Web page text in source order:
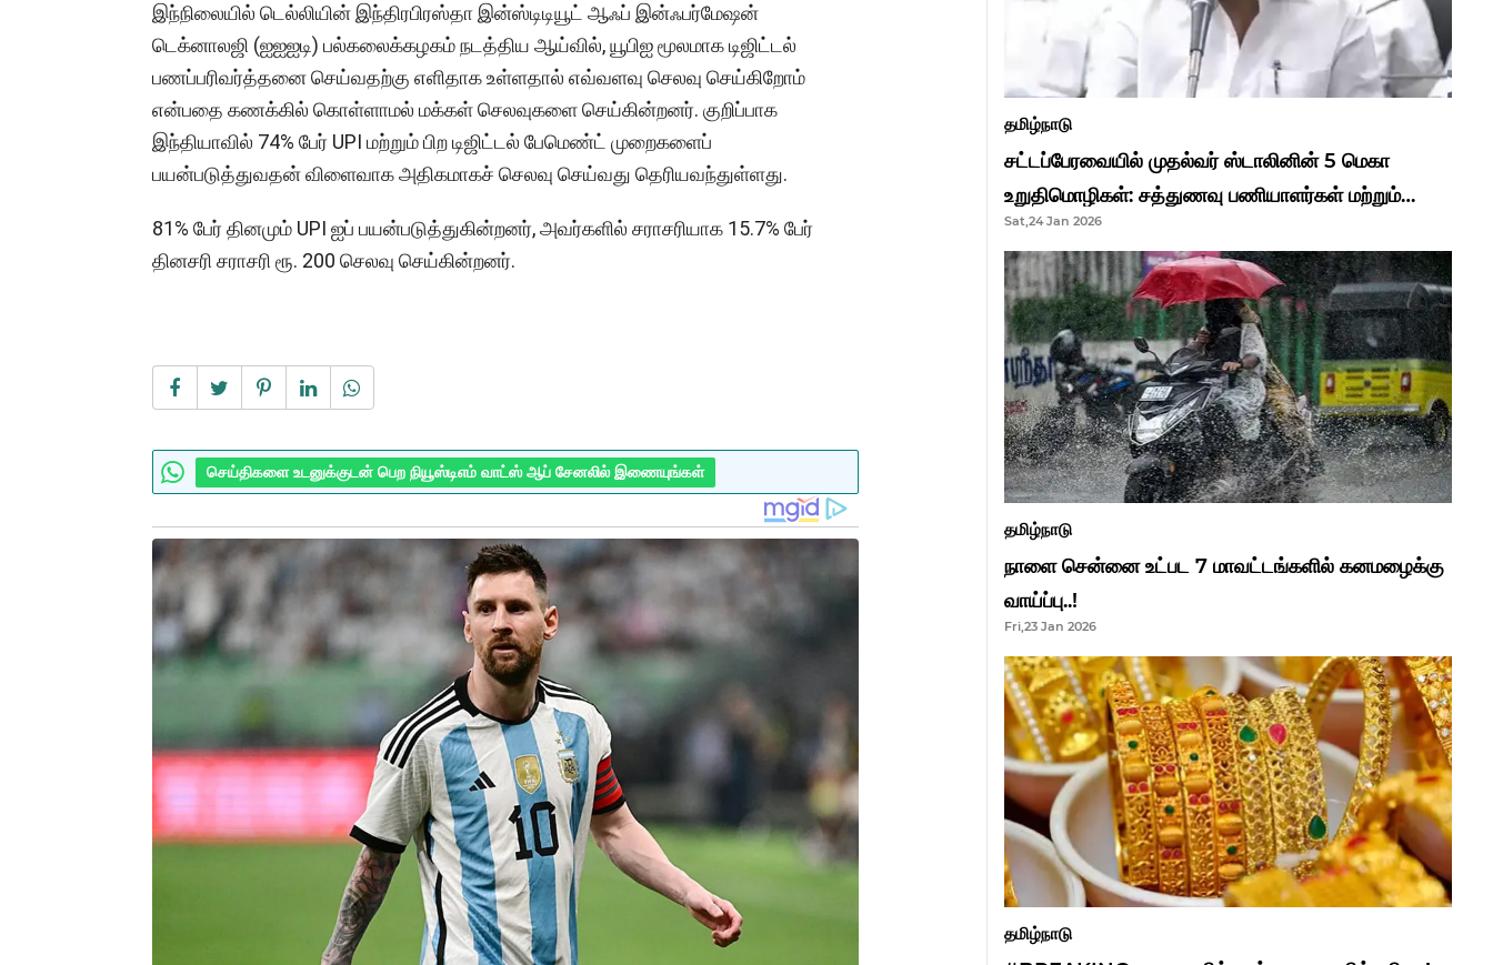
இந்நிலையில் டெல்லியின் இந்திரபிரஸ்தா இன்ஸ்டிடியூட் ஆஃப் இன்ஃபர்மேஷன்
டெக்னாலஜி (ஐஐஐடி) பல்கலைக்கழகம் நடத்திய ஆய்வில், யூபிஐ மூலமாக டிஜிட்டல்
பணப்பரிவர்த்தனை செய்வதற்கு எளிதாக உள்ளதால் எவ்வளவு செலவு செய்கிறோம்
என்பதை கணக்கில் கொள்ளாமல் மக்கள் செலவுகளை செய்கின்றனர். குறிப்பாக
இந்தியாவில் 74% பேர் UPI மற்றும் பிற டிஜிட்டல் பேமெண்ட் முறைகளைப்
பயன்படுத்துவதன் விளைவாக அதிகமாகச் செலவு செய்வது தெரியவந்துள்ளது.
81% பேர் தினமும் UPI ஐப் பயன்படுத்துகின்றனர், அவர்களில் சராசரியாக 15.7% பேர்
தினசரி சராசரி ரூ. 200 செலவு செய்கின்றனர்.
செய்திகளை உடனுக்குடன் பெற நியூஸ்டிஎம் வாட்ஸ் ஆப் சேனலில் இணையுங்கள்
தமிழ்நாடு
சட்டப்பேரவையில் முதல்வர் ஸ்டாலினின் 5 மெகா
உறுதிமொழிகள்: சத்துணவு பணியாளர்கள் மற்றும்
ஆசிரியர்களுக்கு ஜாக்பாட்!
Sat,24 Jan 2026
தமிழ்நாடு
நாளை சென்னை உட்பட 7 மாவட்டங்களில் கனமழைக்கு
வாய்ப்பு..!
Fri,23 Jan 2026
தமிழ்நாடு